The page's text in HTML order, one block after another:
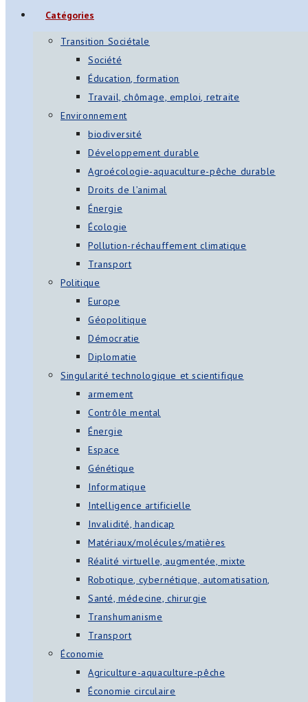
Catégories
Transition Sociétale
Société
Éducation, formation
Travail, chômage, emploi, retraite
Environnement
biodiversité
Développement durable
Agroécologie-aquaculture-pêche durable
Droits de l’animal
Énergie
Écologie
Pollution-réchauffement climatique
Transport
Politique
Europe
Géopolitique
Démocratie
Diplomatie
Singularité technologique et scientifique
armement
Contrôle mental
Énergie
Espace
Génétique
Informatique
Intelligence artificielle
Invalidité, handicap
Matériaux/molécules/matières
Réalité virtuelle, augmentée, mixte
Robotique, cybernétique, automatisation,
Santé, médecine, chirurgie
Transhumanisme
Transport
Économie
Agriculture-aquaculture-pêche
Économie circulaire